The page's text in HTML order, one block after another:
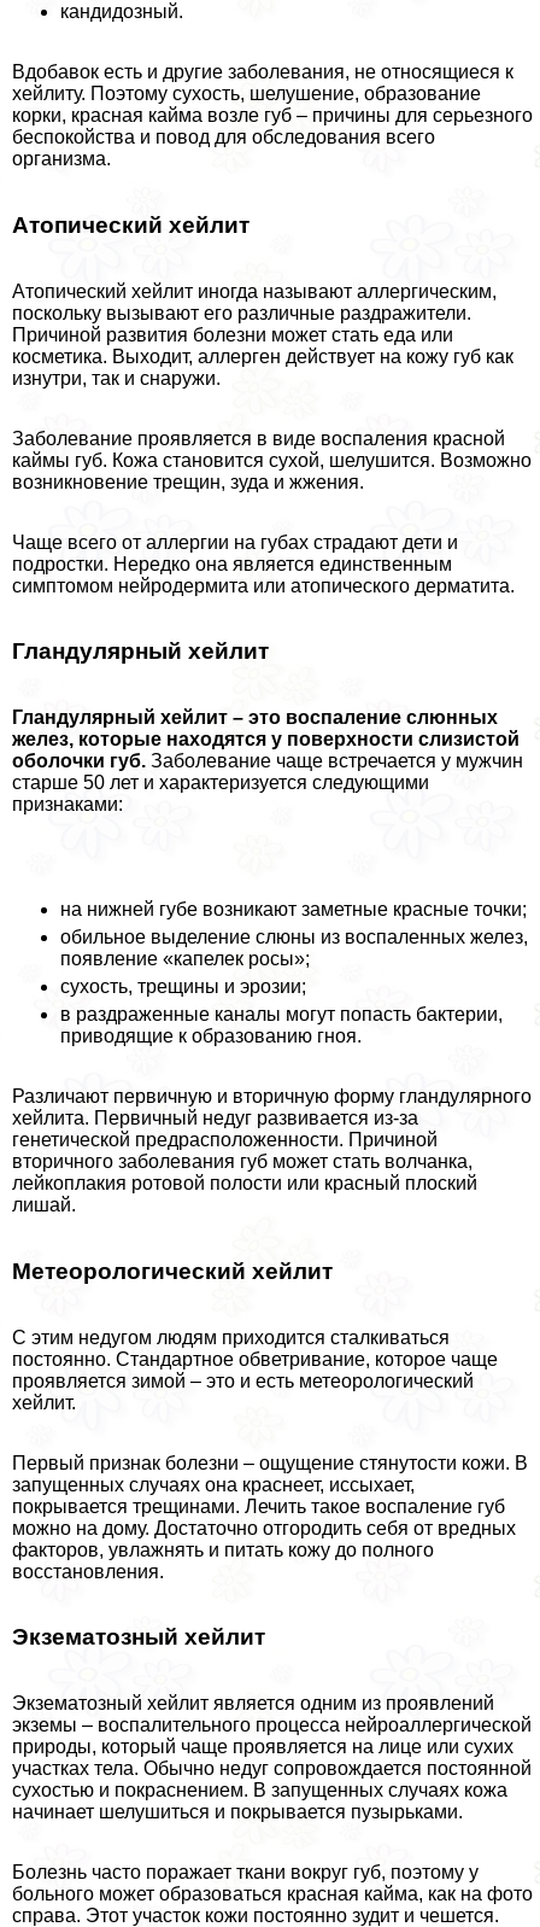
кандидозный.
Вдобавок есть и другие заболевания, не относящиеся к
хейлиту. Поэтому сухость, шелушение, образование
корки, красная кайма возле губ – причины для серьезного
беспокойства и повод для обследования всего
организма.
Атопический хейлит
Атопический хейлит иногда называют аллергическим,
поскольку вызывают его различные раздражители.
Причиной развития болезни может стать еда или
косметика. Выходит, аллерген действует на кожу губ как
изнутри, так и снаружи.
Заболевание проявляется в виде воспаления красной
каймы губ. Кожа становится сухой, шелушится. Возможно
возникновение трещин, зуда и жжения.
Чаще всего от аллергии на губах страдают дети и
подростки. Нередко она является единственным
симптомом нейродермита или атопического дерматита.
Гландулярный хейлит
Гландулярный хейлит – это воспаление слюнных
желез, которые находятся у поверхности слизистой
оболочки губ. Заболевание чаще встречается у мужчин
старше 50 лет и хаpaктеризуется следующими
признаками:
на нижней губе возникают заметные красные точки;
обильное выделение слюны из воспаленных желез,
появление «капелек росы»;
сухость, трещины и эрозии;
в раздраженные каналы могут попасть бактерии,
приводящие к образованию гноя.
Различают первичную и вторичную форму гландулярного
хейлита. Первичный недуг развивается из-за
генетической предрасположенности. Причиной
вторичного заболевания губ может стать волчанка,
лейкоплакия ротовой полости или красный плоский
лишай.
Метеорологический хейлит
С этим недугом людям приходится сталкиваться
постоянно. Стандартное обветривание, которое чаще
проявляется зимой – это и есть метеорологический
хейлит.
Первый признак болезни – ощущение стянутости кожи. В
запущенных случаях она краснеет, иссыхает,
покрывается трещинами. Лечить такое воспаление губ
можно на дому. Достаточно отгородить себя от вредных
факторов, увлажнять и питать кожу до полного
восстановления.
Экзематозный хейлит
Экзематозный хейлит является одним из проявлений
экземы – воспалительного процесса нейроаллергической
природы, который чаще проявляется на лице или сухих
участках тела. Обычно недуг сопровождается постоянной
сухостью и покраснением. В запущенных случаях кожа
начинает шелушиться и покрывается пузырьками.
Болезнь часто поражает ткани вокруг губ, поэтому у
больного может образоваться красная кайма, как на фото
справа. Этот участок кожи постоянно зудит и чешется.